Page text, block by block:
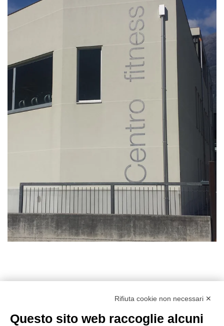
La nostra filosofia
L'attività fisica apporta notevoli benefici, sia al fisico che
Rifiuta cookie non necessari ✕
Questo sito web raccoglie alcuni